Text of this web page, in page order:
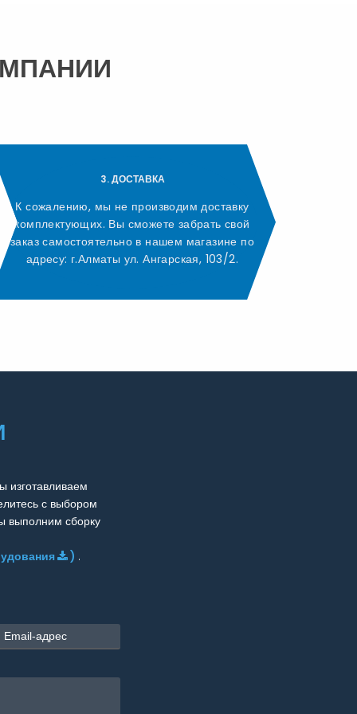
3. ДОСТАВКА
К сожалению, мы не производим доставку
комплектующих. Вы сможете забрать свой
заказ самостоятельно в нашем магазине по
адресу: г.Алматы ул. Ангарская, 103/2.
изготавливаем
с выбором
выполним сборку
) .